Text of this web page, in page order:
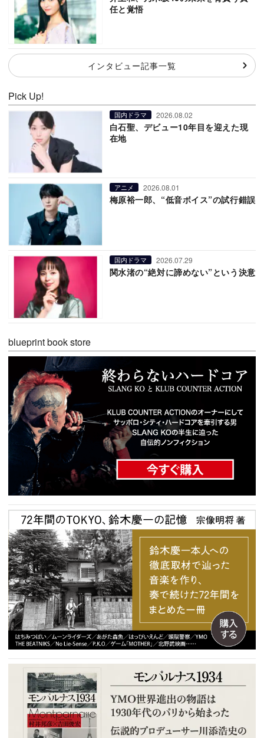
任と覚悟
インタビュー記事一覧
Pick Up!
国内ドラマ 2026.08.02
白石聖、デビュー10年目を迎えた現
在地
アニメ 2026.08.01
梅原裕一郎、“低音ボイス”の試行錯誤
国内ドラマ 2026.07.29
関水渚の“絶対に諦めない”という決意
blueprint book store